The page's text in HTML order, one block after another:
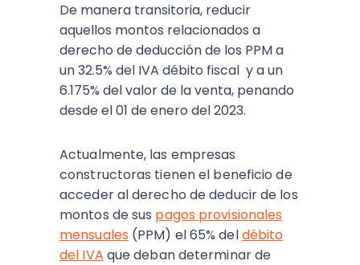
De manera transitoria, reducir
aquellos montos relacionados a
derecho de deducción de los PPM a
un 32.5% del IVA débito fiscal y a un
6.175% del valor de la venta, penando
desde el 01 de enero del 2023.
Actualmente, las empresas
constructoras tienen el beneficio de
acceder al derecho de deducir de los
montos de sus pagos provisionales
mensuales (PPM) el 65% deldébito
del IVA que deban determinar de